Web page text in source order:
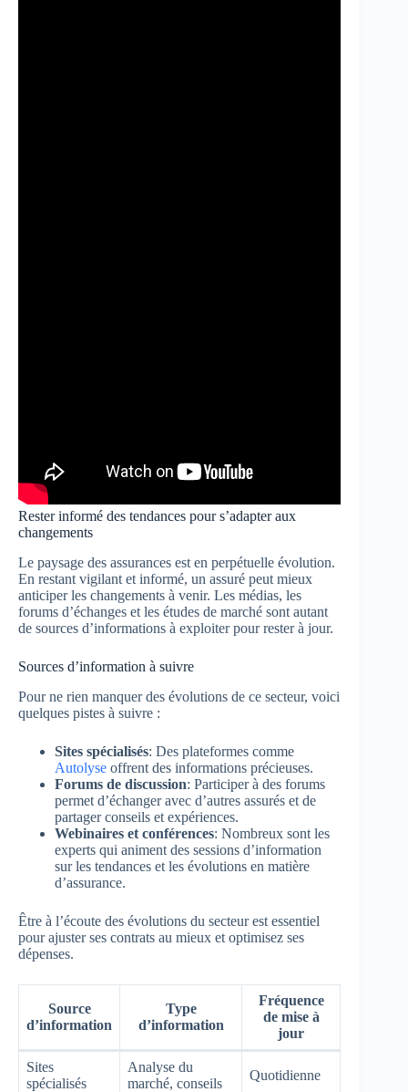
Rester informé des tendances pour s’adapter aux
changements
Le paysage des assurances est en perpétuelle évolution.
En restant vigilant et informé, un assuré peut mieux
anticiper les changements à venir. Les médias, les
forums d’échanges et les études de marché sont autant
de sources d’informations à exploiter pour rester à jour.
Sources d’information à suivre
Pour ne rien manquer des évolutions de ce secteur, voici
quelques pistes à suivre :
Sites spécialisés: Des plateformes comme
Autolyse offrent des informations précieuses.
Forums de discussion: Participer à des forums
permet d’échanger avec d’autres assurés et de
partager conseils et expériences.
Webinaires et conférences: Nombreux sont les
experts qui animent des sessions d’information
sur les tendances et les évolutions en matière
d’assurance.
Être à l’écoute des évolutions du secteur est essentiel
pour ajuster ses contrats au mieux et optimisez ses
dépenses.
Source
d’information
Type
d’information
Fréquence
de mise à
jour
Sites
spécialisés
Analyse du
marché, conseils
Quotidienne